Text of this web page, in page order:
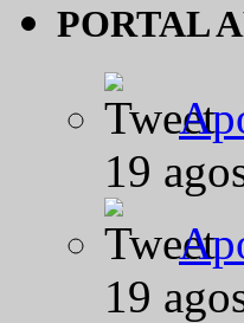
PORTAL
19
19